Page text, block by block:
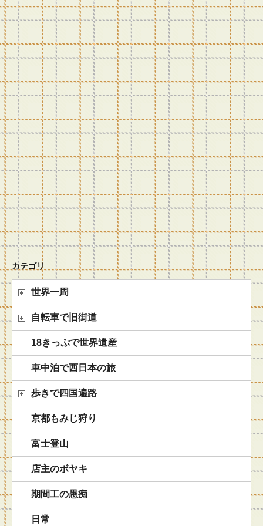
カテゴリ
世界一周
自転車で旧街道
18きっぷで世界遺産
車中泊で西日本の旅
歩きで四国遍路
京都もみじ狩り
富士登山
店主のボヤキ
期間工の愚痴
日常